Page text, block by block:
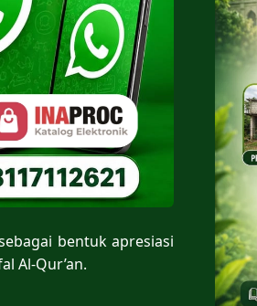
bentuk apresiasi
Al-Qur’an.